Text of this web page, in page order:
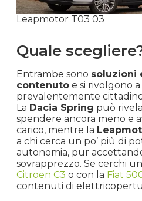
Leapmotor T03 03
Quale
Entrambe sono soluzioni
contenuto e si rivolgono
prevalentemente
La Dacia Spring può
spendere ancora meno e
carico, mentre la
a chi cerca un po’ più di
autonomia, pur
sovrapprezzo. Se cerchi
Citroen C3 o con la Fiat
contenuti di